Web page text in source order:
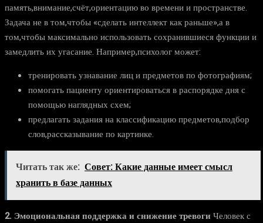
память,внимание,счёт,ориентацию во времени и пространстве.
Задача не в том,чтобы «сделать интеллект как раньше»,а в
том,чтобы максимально использовать сохранившиеся функции и
замедлить их угасание. Например,психолог может:
тренировать узнавание лиц и предметов по фотографиям;
помогать пациенту ориентироваться в распорядке дня с
помощью наглядных схем;
предлагать задания на классификацию предметов,подбор
слов,рассказывание по картинке.
Читать так же: Совет: Какие данные имеет смысл
хранить в базе данных
2. Эмоциональная поддержка и снижение тревоги Человек с